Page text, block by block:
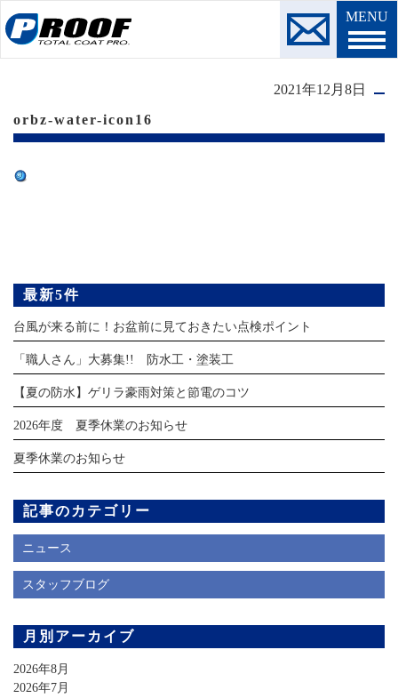
MENU
2021年12月8日
orbz-water-icon16
最新5件
台風が来る前に！お盆前に見ておきたい点検ポイント
「職人さん」大募集!! 防水工・塗装工
【夏の防水】ゲリラ豪雨対策と節電のコツ
2026年度 夏季休業のお知らせ
夏季休業のお知らせ
記事のカテゴリー
ニュース
スタッフブログ
月別アーカイブ
2026年8月
2026年7月